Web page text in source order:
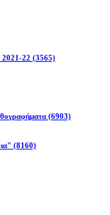
2021-22 (3565)
(6903)
(8160)